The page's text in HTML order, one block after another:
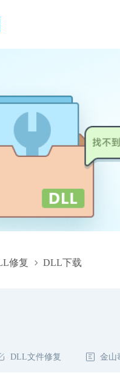
修复 DLL下载
修复
DLL文件修复 金山